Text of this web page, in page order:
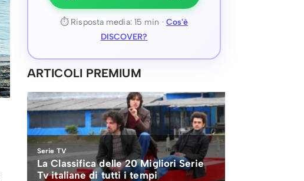
⏱ Risposta media: 15 min · Cos'è
DISCOVER?
ARTICOLI PREMIUM